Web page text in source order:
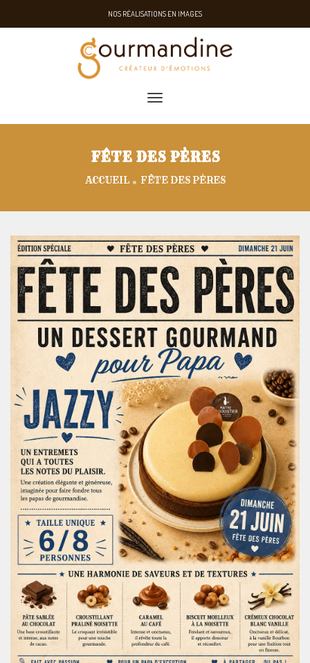
NOS RÉALISATIONS EN IMAGES
toggle navigation
FÊTE DES PÈRES
ACCUEIL FÊTE DES PÈRES